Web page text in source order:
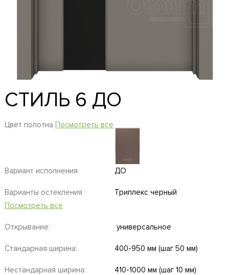
СТИЛЬ 6 ДО
Цвет полотна Посмотреть все
Вариант исполнения ДО
Варианты остекления
Посмотреть все
Триплекс черный
Открывание: универсальное
Стандарная ширина: 400-950 мм (шаг 50 мм)
Нестандарная ширина: 410-1000 мм (шаг 10 мм)